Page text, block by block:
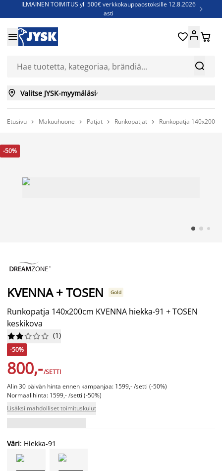
ILMAINEN TOIMITUS yli 500€ verkkokauppaostoksille 12.8.2026
asti

Jenkkisänkyjä - Säästä jopa 60%


 
 Valitse JYSK-myymäläsi
Etusivu  Makuuhuone  Patjat  Runkopatjat  Runkopatja
-50%
KVENNA + TOSEN Gold
Runkopatja 140x200cm KVENNA hiekka-91 + TOSEN
keskikova





 (1)
-50%
800,-/SETTI
Alin 30 päivän hinta ennen kampanjaa: 1599,- /setti (-50%)
Normaalihinta: 1599,- /setti (-50%)
Lisäksi mahdolliset toimituskulut
Väri: Hiekka-91